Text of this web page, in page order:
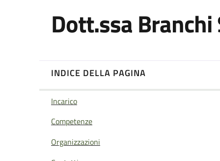
Dott.ssa Branchi
INDICE DELLA PAGINA
Incarico
Competenze
Organizzazioni